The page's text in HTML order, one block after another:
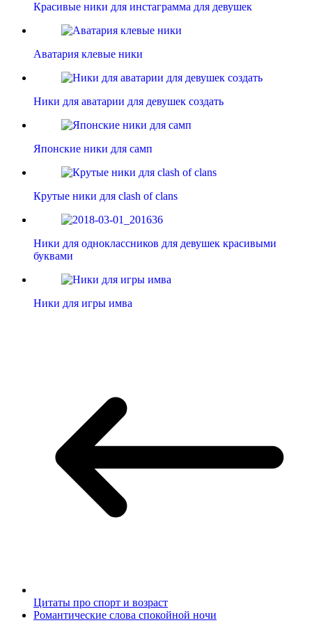
Красивые ники для инстаграмма для девушек
Аватария клевые ники
Ники для аватарии для девушек создать
Японские ники для самп
Крутые ники для clash of clans
Ники для одноклассников для девушек красивыми
буквами
Ники для игры имва
Цитаты про спорт и возраст
Романтические слова спокойной ночи